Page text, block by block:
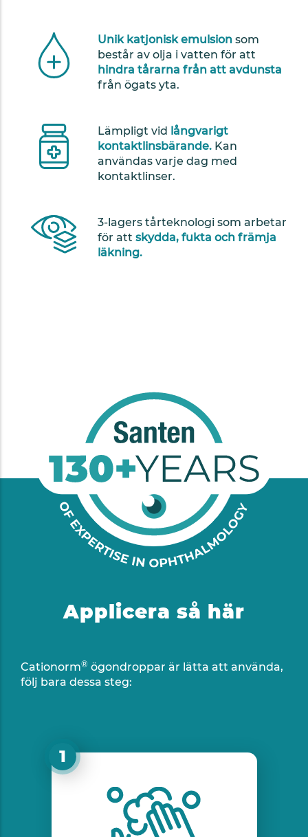
Unik katjonisk emulsion som
består av olja i vatten för att
hindra tårarna från att avdunsta
från ögats yta.
Lämpligt vid långvarigt
kontaktlinsbärande. Kan
användas varje dag med
kontaktlinser.
3-lagers tårteknologi som arbetar
för att skydda, fukta och främja
läkning.
Applicera så här
Cationorm® ögondroppar är lätta att använda,
följ bara dessa steg: